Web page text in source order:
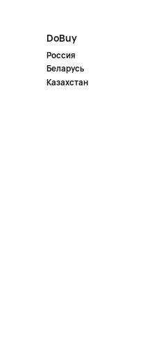
DoBuy
Россия
Беларусь
Казахстан